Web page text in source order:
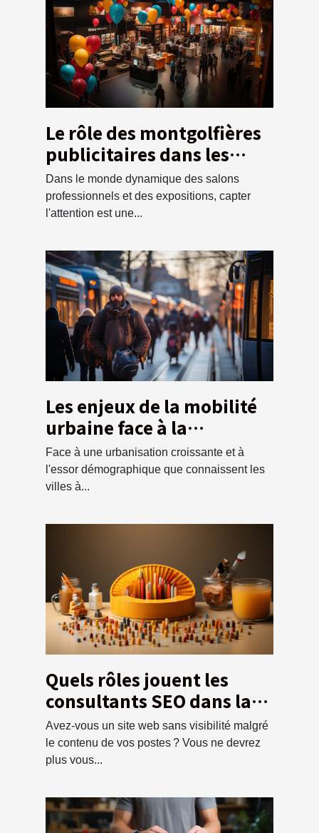
Le rôle des montgolfières
publicitaires dans les
salons professionnels et
les expositions
Dans le monde dynamique des salons
professionnels et des expositions, capter
l'attention est une...
Les enjeux de la mobilité
urbaine face à la
croissance
démographique
Face à une urbanisation croissante et à
l'essor démographique que connaissent les
villes à...
Quels rôles jouent les
consultants SEO dans la
visibilité d’un site web ?
Avez-vous un site web sans visibilité malgré
le contenu de vos postes ? Vous ne devrez
plus vous...